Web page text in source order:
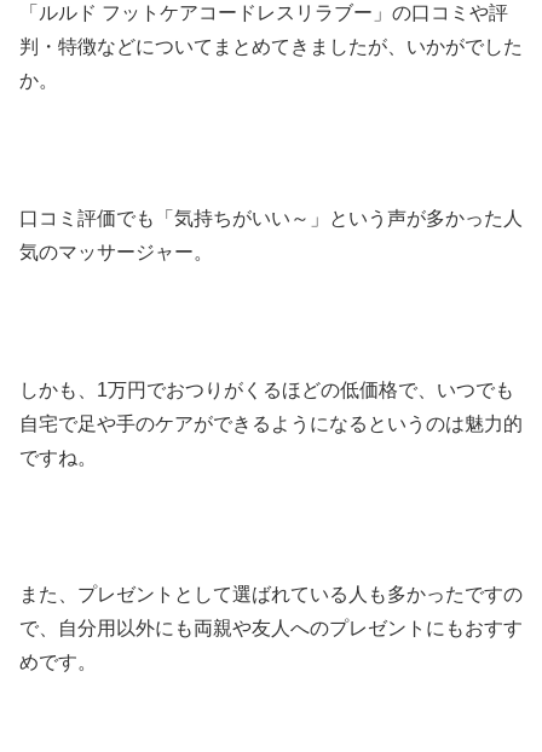
「ルルド フットケアコードレスリラブー」の口コミや評
判・特徴などについてまとめてきましたが、いかがでした
か。
口コミ評価でも「気持ちがいい～」という声が多かった人
気のマッサージャー。
しかも、1万円でおつりがくるほどの低価格で、いつでも
自宅で足や手のケアができるようになるというのは魅力的
ですね。
また、プレゼントとして選ばれている人も多かったですの
で、自分用以外にも両親や友人へのプレゼントにもおすす
めです。